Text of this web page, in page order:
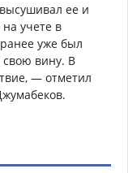
ее и
учете в
уже был
вину. В
— отметил